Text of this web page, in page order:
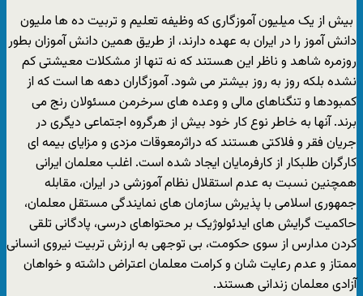
بیش از یک میلیون آموزگاری که وظیفه تعلیم و تربیت ده ها ملیون
دانش آموز را در ایران به عهده دارند، از طریق همین دانش آموزان بطور
روزمره شاهد و ناظر این هستند که نه تنها از مشکلات معیشتی کم
نشده بلکه روز به روز بیشتر می شود. آموزگاران دهه ها است که از
کمبودها و تنگناهای مالی و وعده های سرخرمن مسئولان رنج می
برند. آنها به خاطر نوع کار خود بیش از هرگروه اجتماعی دیگری در
جریان فقر و فلاکتی هستند که دراثرمعوقات مزدی و مزایای بیمه ای
کارگران طلبکار از کارفرمایان ایجاد شده است. اغلب معلمان ایرانی
همچنین نسبت به عدم استقلال نظام آموزشی در ایران، مقابله
جمهوری اسلامی با پذیرش سازمان های نمایندگی مستقل معلمان،
حاکمیت گرایش های ایدئولوژیک بر محتواهای درسی، پادگانی تلقی
کردن مدارس از سوی حکومت، بی توجهی به ارزش تربیت نیروی انسانی
ممتاز و عدم رعایت شان و کرامت معلمان اعتراض داشته و خواهان
آزادی معلمان زندانی هستند.